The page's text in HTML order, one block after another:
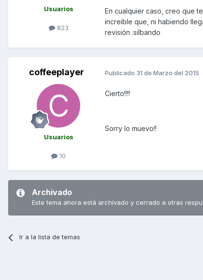
Usuarios
823
En cualquier caso, creo que
increible que, ni habiendo
revisión :silbando
coffeeplayer
Usuarios
10
Publicado 31 de Marzo del 2015
Cierto!!!!
Sorry lo muevo!!
Archivado
Este tema ahora está archivado y cerrado a otras
Ir a la lista de temas